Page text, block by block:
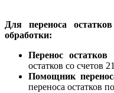
Для переноса
обработки:
Перенос
остатков со счетов
Помощник
переноса остатков